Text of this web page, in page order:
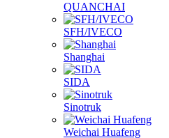
QUANCHAI
SFH/IVECO
Shanghai
SIDA
Sinotruk
Weichai Huafeng